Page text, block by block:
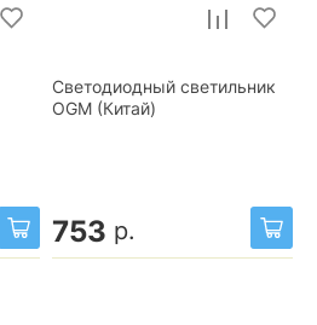
Светодиодный светильник
OGM (Китай)
753 р.